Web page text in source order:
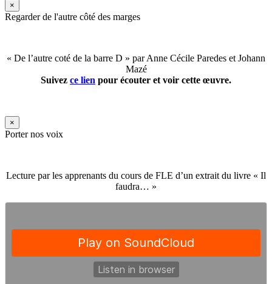
×
Regarder de l'autre côté des marges
« De l’autre coté de la barre D » par Anne Cécile Paredes et Johann
Mazé
Suivez ce lien pour écouter et voir cette œuvre.
×
Porter nos voix
Lecture par les apprenants du cours de FLE d’un extrait du livre « Il
faudra… »